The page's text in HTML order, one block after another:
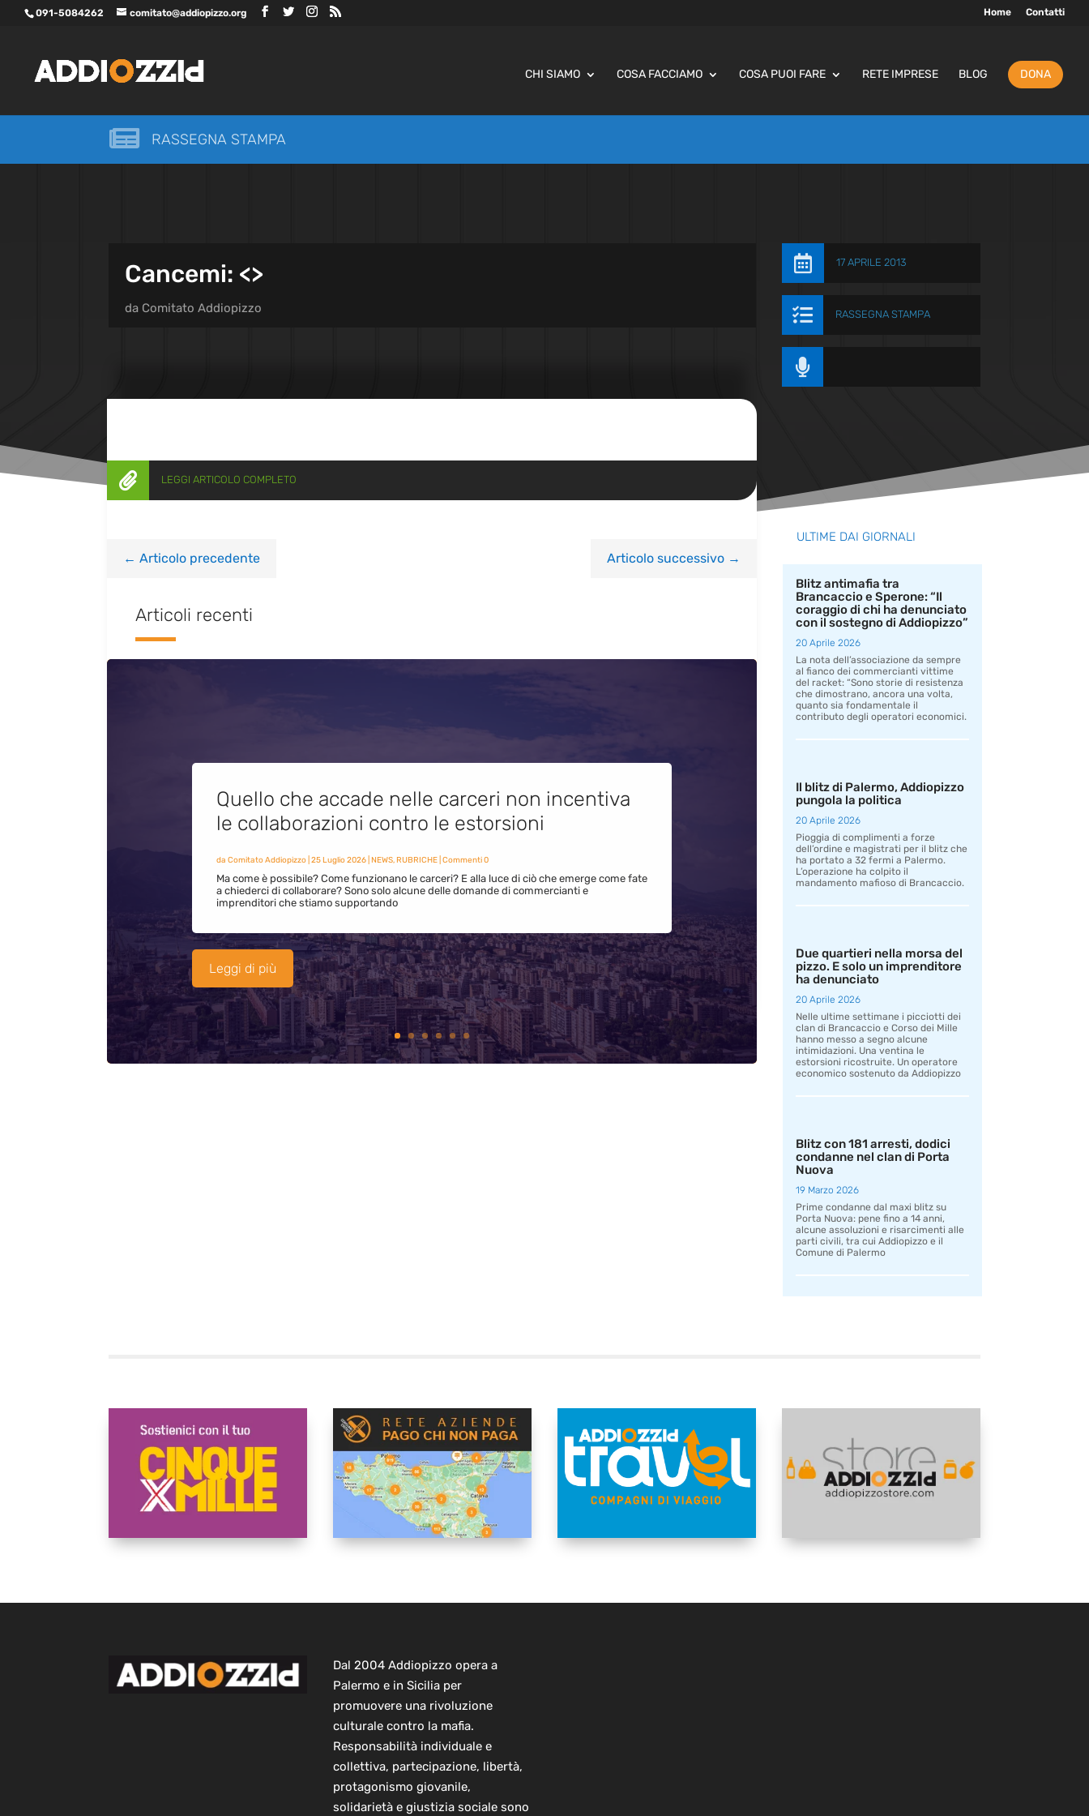
091-5084262 comitato@addiopizzo.org Home Contatti
CHI SIAMO COSA FACCIAMO COSA PUOI FARE RETE IMPRESE BLOG DONA
 RASSEGNA STAMPA
Cancemi: <>
da Comitato Addiopizzo
 17 APRILE 2013
 RASSEGNA STAMPA

 LEGGI ARTICOLO COMPLETO
← Articolo precedente Articolo successivo→
Articoli recenti
Quello che accade nelle carceri non incentiva
le collaborazioni contro le estorsioni
da Comitato Addiopizzo| 25 Luglio 2026| NEWS,RUBRICHE| Commenti 0
Ma come è possibile? Come funzionano le carceri? E alla luce di ciò che emerge come fate
a chiederci di collaborare? Sono solo alcune delle domande di commercianti e
imprenditori che stiamo supportando
Leggi di più
ULTIME DAI GIORNALI
Blitz antimafia tra
Brancaccio e Sperone: “Il
coraggio di chi ha denunciato
con il sostegno di Addiopizzo”
20 Aprile 2026
La nota dell’associazione da sempre
al fianco dei commercianti vittime
del racket: “Sono storie di resistenza
che dimostrano, ancora una volta,
quanto sia fondamentale il
contributo degli operatori economici.
Il blitz di Palermo, Addiopizzo
pungola la politica
20 Aprile 2026
Pioggia di complimenti a forze
dell’ordine e magistrati per il blitz che
ha portato a 32 fermi a Palermo.
L’operazione ha colpito il
mandamento mafioso di Brancaccio.
Due quartieri nella morsa del
pizzo. E solo un imprenditore
ha denunciato
20 Aprile 2026
Nelle ultime settimane i picciotti dei
clan di Brancaccio e Corso dei Mille
hanno messo a segno alcune
intimidazioni. Una ventina le
estorsioni ricostruite. Un operatore
economico sostenuto da Addiopizzo
Blitz con 181 arresti, dodici
condanne nel clan di Porta
Nuova
19 Marzo 2026
Prime condanne dal maxi blitz su
Porta Nuova: pene fino a 14 anni,
alcune assoluzioni e risarcimenti alle
parti civili, tra cui Addiopizzo e il
Comune di Palermo
Dal 2004 Addiopizzo opera a
Palermo e in Sicilia per
promuovere una rivoluzione
culturale contro la mafia.
Responsabilità individuale e
collettiva, partecipazione, libertà,
protagonismo giovanile,
solidarietà e giustizia sociale sono